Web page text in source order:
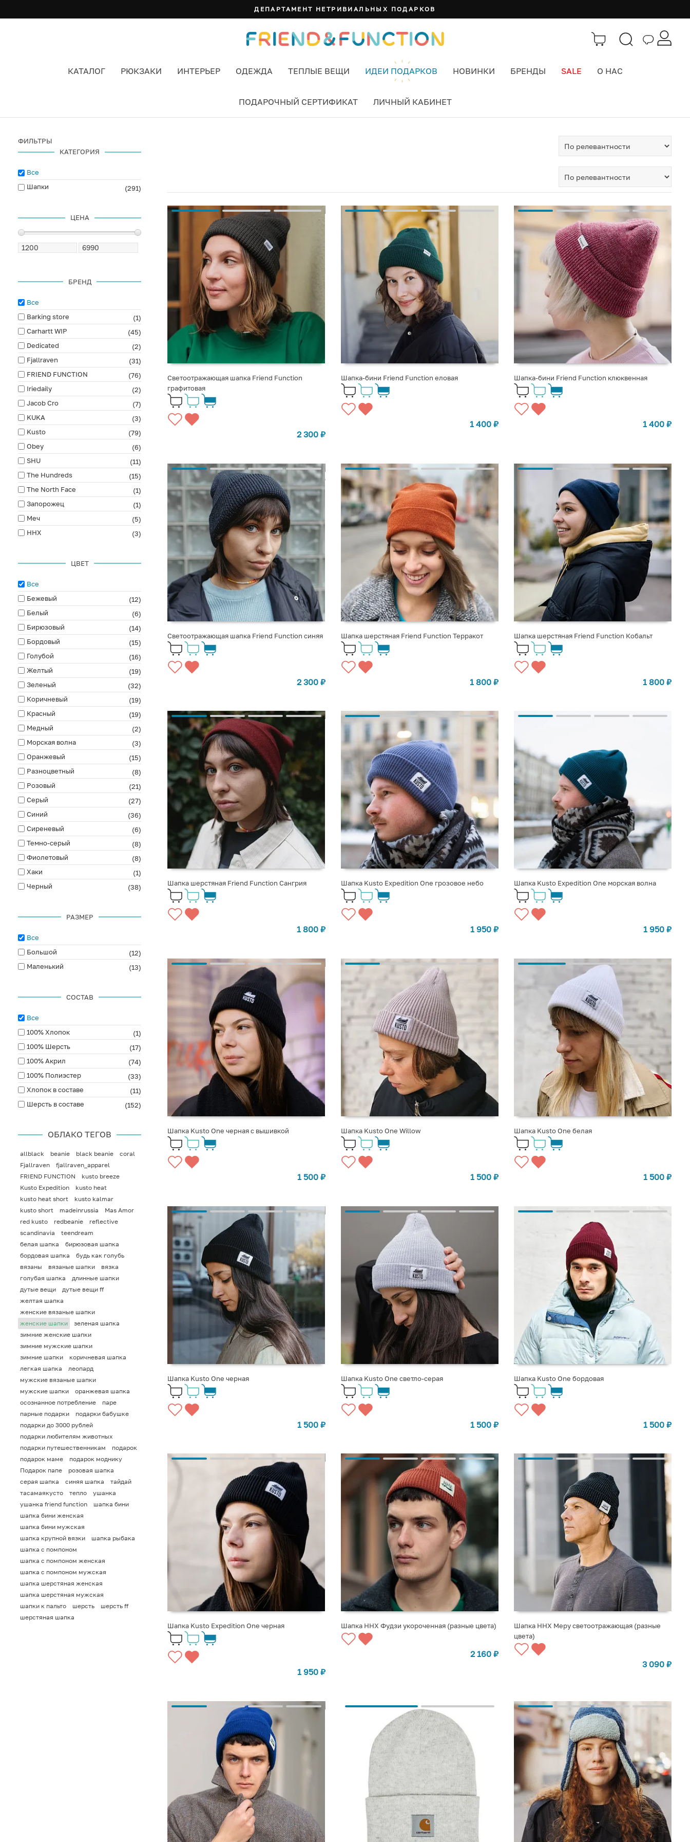
СУМКА ИЗИ
КАТАЛОГ РЮКЗАКИ ИНТЕРЬЕР ОДЕЖДА ТЕПЛЫЕ ВЕЩИ ИДЕИ ПОДАРКОВ НОВИНКИ БРЕНДЫ SALE О НАС
ПОДАРОЧНЫЙ СЕРТИФИКАТ ЛИЧНЫЙ КАБИНЕТ
ФИЛЬТРЫ
КАТЕГОРИЯ
Все
Шапки
(291)
ЦЕНА
БРЕНД
Все
Barking store
(1)
Carhartt WIP
(45)
Dedicated
(2)
Fjallraven
(31)
FRIEND FUNCTION
(76)
Iriedaily
(2)
Jacob Cro
(7)
KUKA
(3)
Kusto
(79)
Obey
(6)
SHU
(11)
The Hundreds
(15)
The North Face
(1)
Запорожец
(1)
Меч
(5)
ННХ
(3)
ЦВЕТ
Все
Бежевый
(12)
Белый
(6)
Бирюзовый
(14)
Бордовый
(15)
Голубой
(16)
Желтый
(19)
Зеленый
(32)
Коричневый
(19)
Красный
(19)
Медный
(2)
Морская волна
(3)
Оранжевый
(15)
Разноцветный
(8)
Розовый
(21)
Серый
(27)
Синий
(36)
Сиреневый
(6)
Темно-серый
(8)
Фиолетовый
(8)
Хаки
(1)
Черный
(38)
РАЗМЕР
Все
Большой
(12)
Маленький
(13)
СОСТАВ
Все
100% Хлопок
(1)
100% Шерсть
(17)
100% Акрил
(74)
100% Полиэстер
(33)
Хлопок в составе
(11)
Шерсть в составе
(152)
ОБЛАКО ТЕГОВ
allblack beanie black beanie
coral
Fjallraven
fjallraven_apparel
FRIEND FUNCTION
kusto breeze
Kusto Expedition
kusto heat
kusto heat short
kusto kalmar
kusto short
madeinrussia
Mas Amor
red kusto
redbeanie
reflective
scandinavia
teendream
белая шапка
бирюзовая шапка
бордовая шапка
будь как голубь
вязаны
вязаные шапки
вязка
голубая шапка
длинные шапки
дутые вещи
дутые вещи ff
желтая шапка
женские вязаные шапки
женские шапки
зеленая шапка
зимние женские шапки
зимние мужские шапки
зимние шапки
коричневая шапка
легкая шапка
леопард
мужские вязаные шапки
мужские шапки
оранжевая шапка
осознанное потребление
паре
парные подарки
подарки бабушке
подарки до 3000 рублей
подарки любителям животных
подарки путешественникам
подарок
подарок маме
подарок моднику
Подарок папе
розовая шапка
серая шапка
синяя шапка
тайдай
тасамаякусто
тепло
ушанка
ушанка friend function
шапка бини
шапка бини женская
шапка бини мужская
шапка крупной вязки
шапка рыбака
шапка с помпоном
шапка с помпоном женская
шапка с помпоном мужская
шапка шерстяная женская
шапка шерстяная мужская
шапки к пальто
шерсть
шерсть ff
шерстяная шапка
Светоотражающая шапка Friend Function
графитовая
2 300 ₽
Шапка-бини Friend Function еловая
1 400 ₽
Шапка-бини Friend Function клюквенная
1 400 ₽
Светоотражающая шапка Friend Function синяя
2 300 ₽
Шапка шерстяная Friend Function Терракот
1 800 ₽
Шапка шерстяная Friend Function Кобальт
1 800 ₽
Шапка шерстяная Friend Function Сангрия
1 800 ₽
Шапка Kusto Expedition One грозовое небо
1 950 ₽
Шапка Kusto Expedition One морская волна
1 950 ₽
Шапка Kusto One черная с вышивкой
1 500 ₽
Шапка Kusto One Willow
1 500 ₽
Шапка Kusto One белая
1 500 ₽
Шапка Kusto One черная
1 500 ₽
Шапка Kusto One светло-серая
1 500 ₽
Шапка Kusto One бордовая
1 500 ₽
Шапка Kusto Expedition One черная
1 950 ₽
Шапка ННХ Фудзи укороченная (разные цвета)
2 160 ₽
Шапка ННХ Меру светоотражающая (разные
цвета)
3 090 ₽